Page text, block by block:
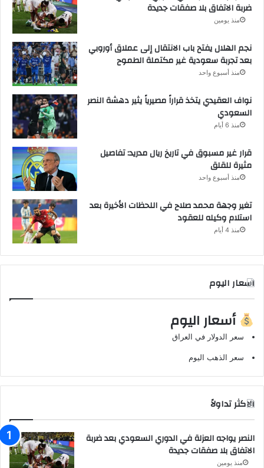
ضربة الاتفاق بلا صفقات جديدة
منذ يومين
نجم الهلال يفتح باب الانتقال إلى عملاق أوروبي
بعد تجربة سعودية غير مكتملة الطموح
منذ أسبوع واحد
نواف العقيدي يتخذ قراراً مصيرياً يثير دهشة النصر
السعودي
منذ 6 أيام
قرار غير مسبوق في تاريخ ريال مدريد: تفاصيل
مثيرة للقلق
منذ أسبوع واحد
تغير وجهة محمد صلاح في اللحظات الأخيرة بعد
استلام وكيله للعقود
منذ 4 أيام
اسعار اليوم
أسعار اليوم
سعر الدولار في العراق
سعر الذهب اليوم
الاكثر تداولاً
النصر يواجه العزلة في الدوري السعودي بعد ضربة
الاتفاق بلا صفقات جديدة
منذ يومين